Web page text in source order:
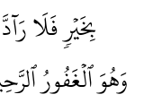
بِخَيۡرفَلَا
وَهُوَ ٱلۡغَفُورُ ٱلرَّحِيمُ (107) قُلۡ يَٰٓأَيُّهَا ٱلنَّاسُ